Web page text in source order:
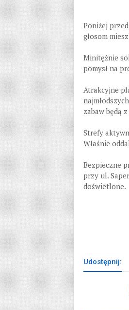
Poniżej
głosom
Minitężnie
pomysł na
Atrakcyjne
zabaw będą
Strefy
Właśnie
Bezpieczne
przy ul.
doświetlone.
Udostępnij: